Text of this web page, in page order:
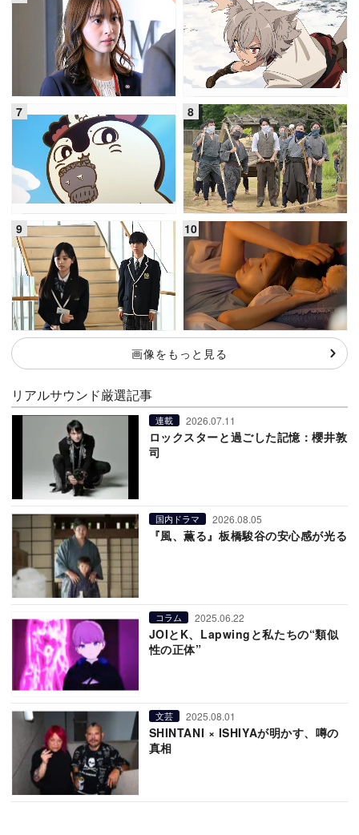
画像をもっと見る
リアルサウンド厳選記事
連載 2026.07.11
ロックスターと過ごした記憶：櫻井敦
司
国内ドラマ 2026.08.05
『風、薫る』板橋駿谷の安心感が光る
コラム 2025.06.22
JOIとK、Lapwingと私たちの“類似
性の正体”
文芸 2025.08.01
SHINTANI × ISHIYAが明かす、噂の
真相